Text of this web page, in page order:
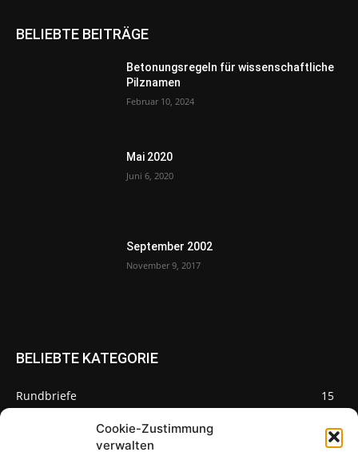
Cookie-Zustimmung
verwalten
BELIEBTE BEITRÄGE
Betonungsregeln für wissenschaftliche
Pilznamen
Februar 10, 2024
Mai 2020
Juni 6, 2020
September 2002
November 9, 2017
BELIEBTE KATEGORIE
Rundbriefe
15